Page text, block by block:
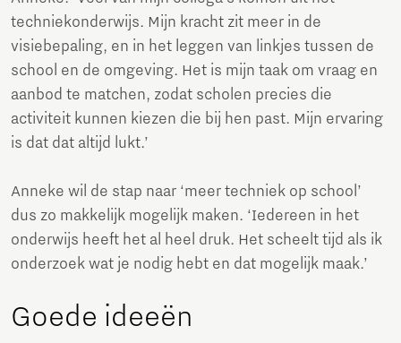
techniekonderwijs. Mijn kracht zit meer in de
visiebepaling, en in het leggen van linkjes tussen de
school en de omgeving. Het is mijn taak om vraag en
aanbod te matchen, zodat scholen precies die
activiteit kunnen kiezen die bij hen past. Mijn ervaring
is dat dat altijd lukt.’
Anneke wil de stap naar ‘meer techniek op school’
dus zo makkelijk mogelijk maken. ‘Iedereen in het
onderwijs heeft het al heel druk. Het scheelt tijd als ik
onderzoek wat je nodig hebt en dat mogelijk maak.’
Goede ideeën